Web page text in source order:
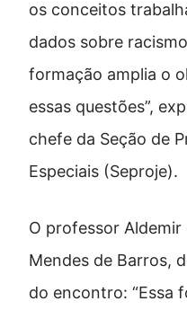
os conceitos
dados sobre
formação amplia o
essas questões”,
chefe da Seção de
Especiais (Seproje).
O professor Aldemir
Mendes de Barros,
do encontro: “Essa